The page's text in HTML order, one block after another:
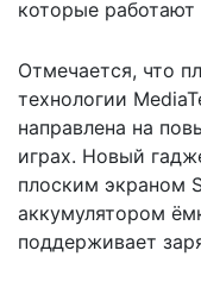
которые работают
Отмечается, что
технологии
направлена на
играх. Новый
плоским экраном
аккумулятором
поддерживает